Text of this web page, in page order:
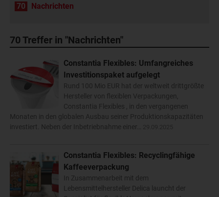
70 Nachrichten
70 Treffer in "Nachrichten"
Constantia Flexibles: Umfangreiches
Investitionspaket aufgelegt
Rund 100 Mio EUR hat der weltweit drittgrößte
Hersteller von flexiblen Verpackungen,
Constantia Flexibles , in den vergangenen
Monaten in den globalen Ausbau seiner Produktionskapazitäten
investiert. Neben der Inbetriebnahme einer…
Constantia Flexibles: Recyclingfähige
Kaffeeverpackung
In Zusammenarbeit mit dem
Lebensmittelhersteller Delica launcht der